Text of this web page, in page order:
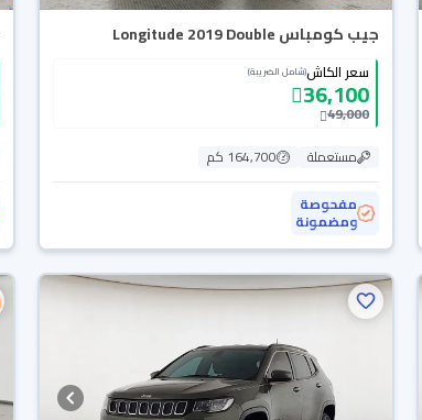
جيب كومباس Longitude 2019 Double
سعر الكاش(شامل الضريبة)
36,100
49,000
مستعملة
164,700 كم
مفحوصة
ومضمونة